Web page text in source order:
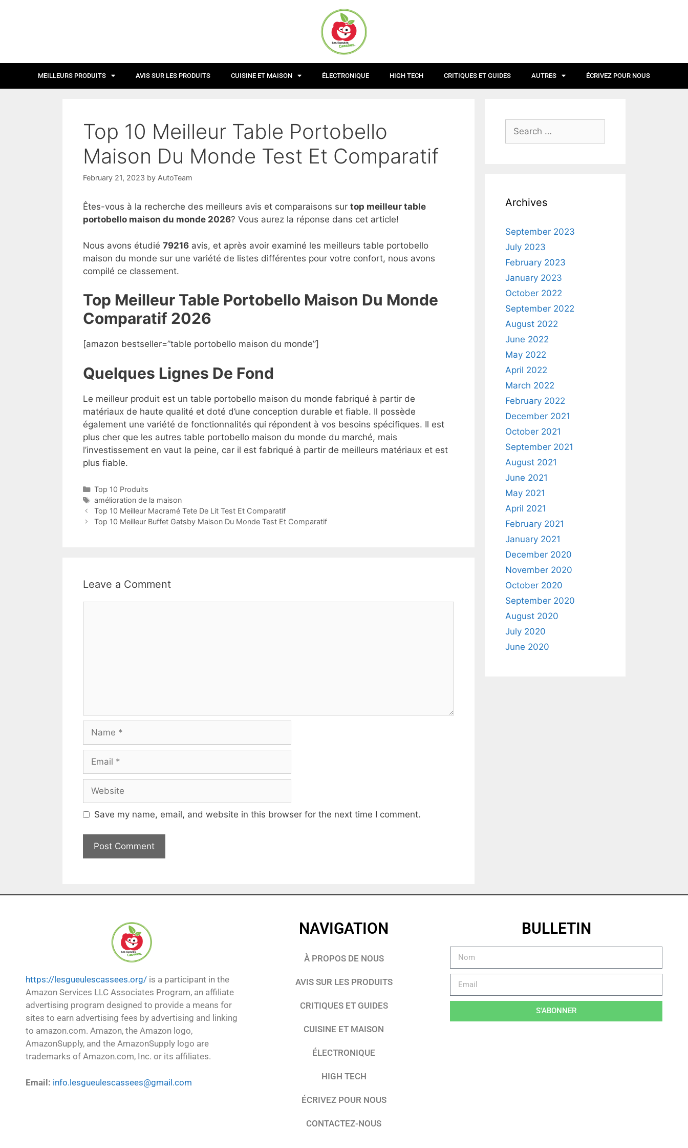
MEILLEURS PRODUITS AVIS SUR LES PRODUITS CUISINE ET MAISON ÉLECTRONIQUE HIGH TECH CRITIQUES ET GUIDES AUTRES ÉCRIVEZ POUR NOUS
Top 10 Meilleur Table Portobello
Maison Du Monde Test Et Comparatif
February 21, 2023 by AutoTeam
Êtes-vous à la recherche des meilleurs avis et comparaisons sur top meilleur table
portobello maison du monde 2026? Vous aurez la réponse dans cet article!
Nous avons étudié 79216 avis, et après avoir examiné les meilleurs table portobello
maison du monde sur une variété de listes différentes pour votre confort, nous avons
compilé ce classement.
Top Meilleur Table Portobello Maison Du Monde
Comparatif 2026
[amazon bestseller=”table portobello maison du monde”]
Quelques Lignes De Fond
Le meilleur produit est un table portobello maison du monde fabriqué à partir de
matériaux de haute qualité et doté d’une conception durable et fiable. Il possède
également une variété de fonctionnalités qui répondent à vos besoins spécifiques. Il est
plus cher que les autres table portobello maison du monde du marché, mais
l’investissement en vaut la peine, car il est fabriqué à partir de meilleurs matériaux et est
plus fiable.
Top 10 Produits
amélioration de la maison
Top 10 Meilleur Macramé Tete De Lit Test Et Comparatif
Top 10 Meilleur Buffet Gatsby Maison Du Monde Test Et Comparatif
Leave a Comment
Save my name, email, and website in this browser for the next time I comment.
Archives
September 2023
July 2023
February 2023
January 2023
October 2022
September 2022
August 2022
June 2022
May 2022
April 2022
March 2022
February 2022
December 2021
October 2021
September 2021
August 2021
June 2021
May 2021
April 2021
February 2021
January 2021
December 2020
November 2020
October 2020
September 2020
August 2020
July 2020
June 2020
https://lesgueulescassees.org/ is a participant in the
Amazon Services LLC Associates Program, an affiliate
advertising program designed to provide a means for
sites to earn advertising fees by advertising and linking
to amazon.com. Amazon, the Amazon logo,
AmazonSupply, and the AmazonSupply logo are
trademarks of Amazon.com, Inc. or its affiliates.
Email: info.lesgueulescassees@gmail.com
NAVIGATION
À PROPOS DE NOUS
AVIS SUR LES PRODUITS
CRITIQUES ET GUIDES
CUISINE ET MAISON
ÉLECTRONIQUE
HIGH TECH
ÉCRIVEZ POUR NOUS
CONTACTEZ-NOUS
BULLETIN
S'ABONNER